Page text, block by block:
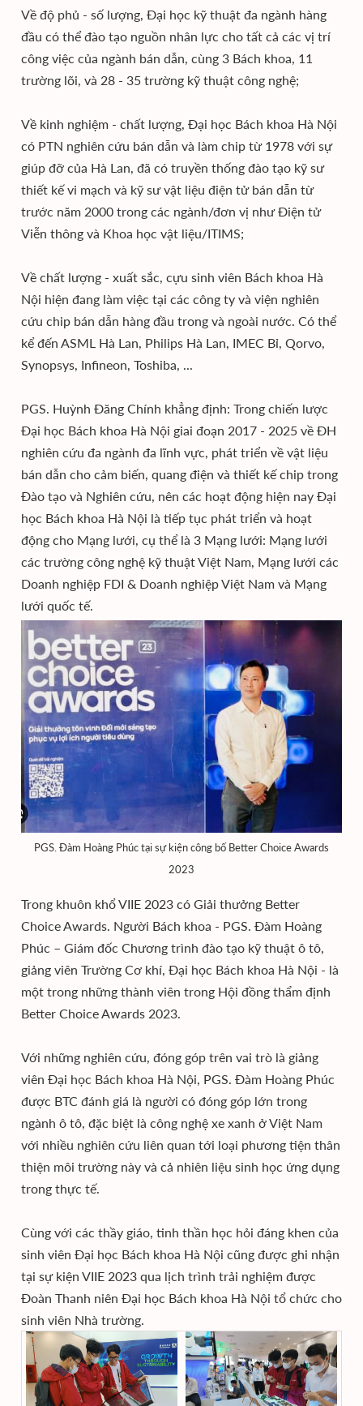
Về độ phủ - số lượng, Đại học kỹ thuật đa ngành hàng
đầu có thể đào tạo nguồn nhân lực cho tất cả các vị trí
công việc của ngành bán dẫn, cùng 3 Bách khoa, 11
trường lõi, và 28 - 35 trường kỹ thuật công nghệ;
Về kinh nghiệm - chất lượng, Đại học Bách khoa Hà Nội
có PTN nghiên cứu bán dẫn và làm chip từ 1978 với sự
giúp đỡ của Hà Lan, đã có truyền thống đào tạo kỹ sư
thiết kế vi mạch và kỹ sư vật liệu điện tử bán dẫn từ
trước năm 2000 trong các ngành/đơn vị như Điện tử
Viễn thông và Khoa học vật liệu/ITIMS;
Về chất lượng - xuất sắc, cựu sinh viên Bách khoa Hà
Nội hiện đang làm việc tại các công ty và viện nghiên
cứu chip bán dẫn hàng đầu trong và ngoài nước. Có thể
kể đến ASML Hà Lan, Philips Hà Lan, IMEC Bỉ, Qorvo,
Synopsys, Infineon, Toshiba, ...
PGS. Huỳnh Đăng Chính khẳng định: Trong chiến lược
Đại học Bách khoa Hà Nội giai đoạn 2017 - 2025 về ĐH
nghiên cứu đa ngành đa lĩnh vực, phát triển về vật liệu
bán dẫn cho cảm biến, quang điện và thiết kế chip trong
Đào tạo và Nghiên cứu, nên các hoạt động hiện nay Đại
học Bách khoa Hà Nội là tiếp tục phát triển và hoạt
động cho Mạng lưới, cụ thể là 3 Mạng lưới: Mạng lưới
các trường công nghệ kỹ thuật Việt Nam, Mạng lưới các
Doanh nghiệp FDI & Doanh nghiệp Việt Nam và Mạng
lưới quốc tế.
PGS. Đàm Hoàng Phúc tại sự kiện công bố Better Choice Awards
2023
Trong khuôn khổ VIIE 2023 có Giải thưởng Better
Choice Awards. Người Bách khoa - PGS. Đàm Hoàng
Phúc – Giám đốc Chương trình đào tạo kỹ thuật ô tô,
giảng viên Trường Cơ khí, Đại học Bách khoa Hà Nội - là
một trong những thành viên trong Hội đồng thẩm định
Better Choice Awards 2023.
Với những nghiên cứu, đóng góp trên vai trò là giảng
viên Đại học Bách khoa Hà Nội, PGS. Đàm Hoàng Phúc
được BTC đánh giá là người có đóng góp lớn trong
ngành ô tô, đặc biệt là công nghệ xe xanh ở Việt Nam
với nhiều nghiên cứu liên quan tới loại phương tiện thân
thiện môi trường này và cả nhiên liệu sinh học ứng dụng
trong thực tế.
Cùng với các thầy giáo, tinh thần học hỏi đáng khen của
sinh viên Đại học Bách khoa Hà Nội cũng được ghi nhận
tại sự kiện VIIE 2023 qua lịch trình trải nghiệm được
Đoàn Thanh niên Đại học Bách khoa Hà Nội tổ chức cho
sinh viên Nhà trường.